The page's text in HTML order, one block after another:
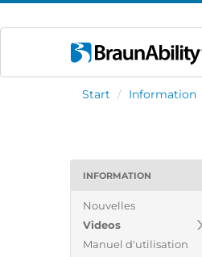
Start / Information
INFORMATION
Nouvelles
Videos
Manuel d'utilisation